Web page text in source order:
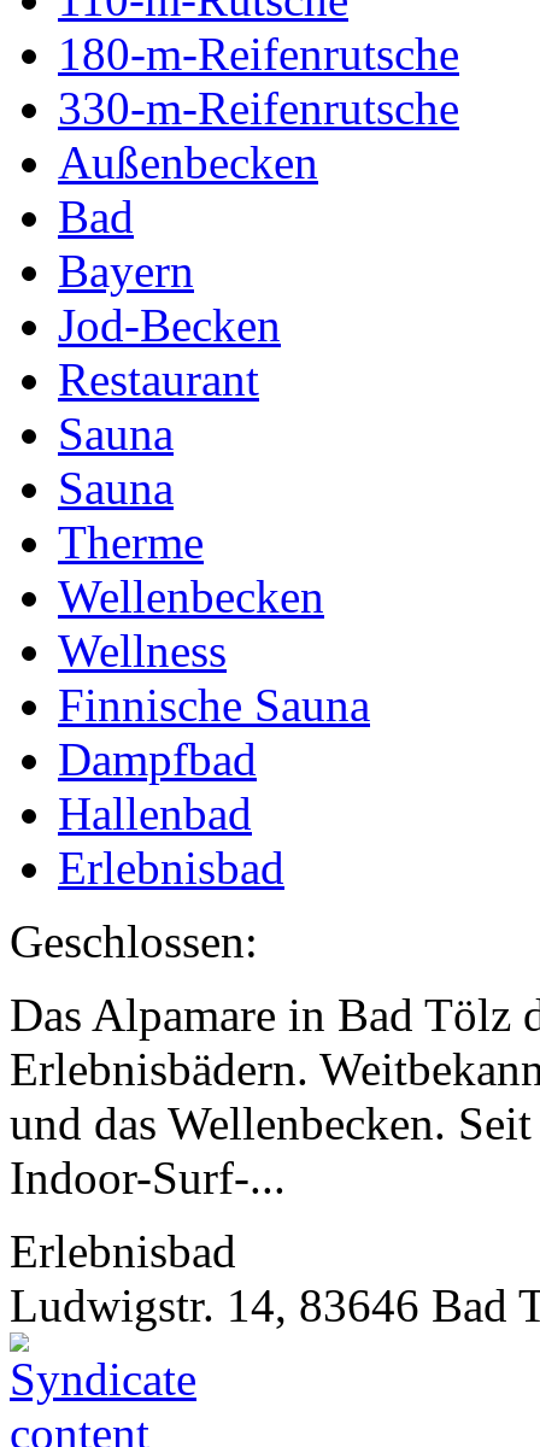
180-m-Reifenrutsche
330-m-Reifenrutsche
Außenbecken
Bad
Bayern
Jod-Becken
Restaurant
Sauna
Sauna
Therme
Wellenbecken
Wellness
Finnische Sauna
Dampfbad
Hallenbad
Erlebnisbad
Geschlossen:
Das Alpamare in Bad Tölz
Erlebnisbädern.
und das Wellenbecken.
Indoor-Surf-...
Erlebnisbad
Ludwigstr. 14, 83646 Bad